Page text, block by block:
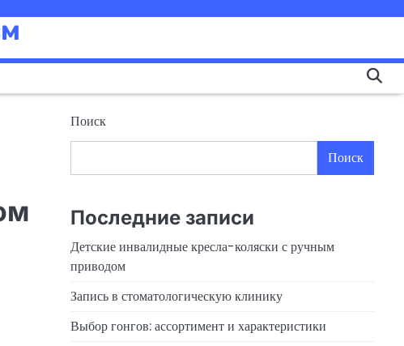
Поиск
Поиск
Последние записи
Детские инвалидные кресла-коляски с ручным
приводом
Запись в стоматологическую клинику
Выбор гонгов: ассортимент и характеристики